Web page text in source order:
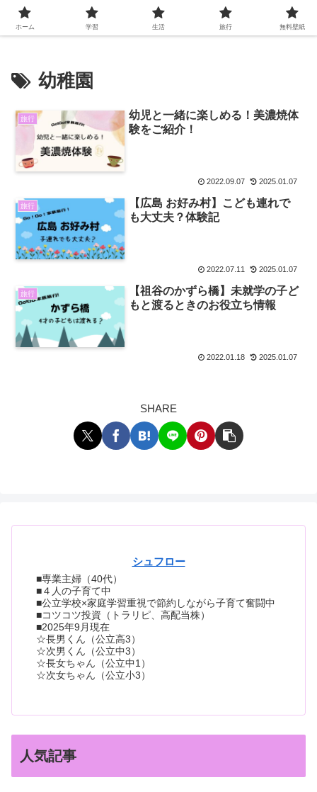
幼稚園
旅行
幼児と一緒に楽しめる！美濃焼体
験をご紹介！
2022.09.07 2025.01.07
旅行
【広島 お好み村】こども連れで
も大丈夫？体験記
2022.07.11 2025.01.07
旅行
【祖谷のかずら橋】未就学の子ど
もと渡るときのお役立ち情報
2022.01.18 2025.01.07
SHARE
シュフロー
■専業主婦（40代）
■４人の子育て中
■公立学校×家庭学習重視で節約しながら子育て奮闘中
■コツコツ投資（トラリピ、高配当株）
■2025年9月現在
☆長男くん（公立高3）
☆次男くん（公立中3）
☆長女ちゃん（公立中1）
☆次女ちゃん（公立小3）
人気記事
ホーム 学習 生活 旅行 無料壁紙